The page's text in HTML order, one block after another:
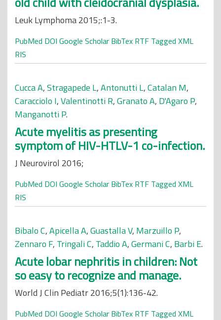
Leuk Lymphoma 2015;:1-3.
PubMed DOI Google Scholar BibTex RTF Tagged XML
RIS
Cucca A,Stragapede L,Antonutti L,Catalan M,
Caracciolo I,Valentinotti R,Granato A, D'Agaro P,
Manganotti P.
Acute myelitis as presenting
symptom of HIV-HTLV-1 co-infection.
J Neurovirol 2016;
PubMed DOI Google Scholar BibTex RTF Tagged XML
RIS
Bibalo C,Apicella A,Guastalla V, Marzuillo P,
Zennaro F, Tringali C, Taddio A,Germani C, Barbi E.
Acute lobar nephritis in children: Not
so easy to recognize and manage.
World J Clin Pediatr 2016;5(1):136-42.
PubMed DOI Google Scholar BibTex RTF Tagged XML